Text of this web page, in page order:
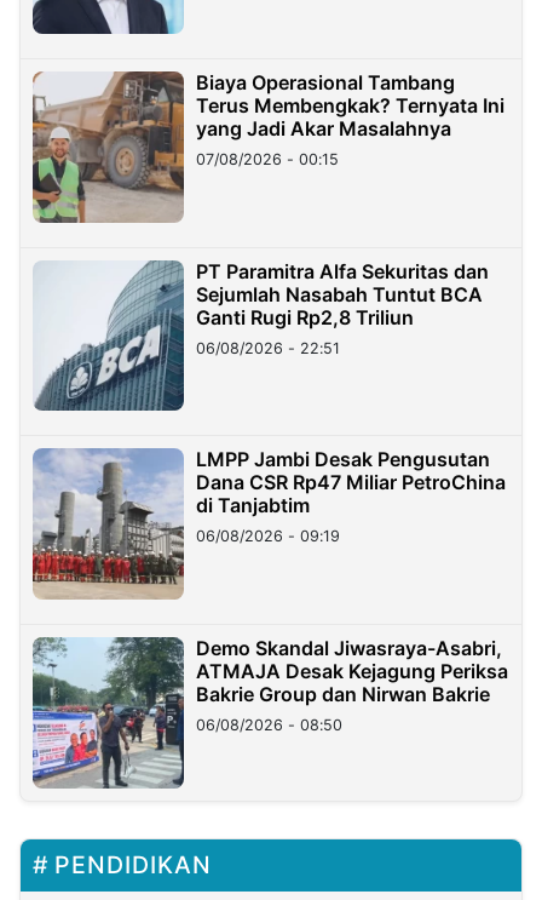
Biaya Operasional Tambang
Terus Membengkak? Ternyata Ini
yang Jadi Akar Masalahnya
07/08/2026 - 00:15
PT Paramitra Alfa Sekuritas dan
Sejumlah Nasabah Tuntut BCA
Ganti Rugi Rp2,8 Triliun
06/08/2026 - 22:51
LMPP Jambi Desak Pengusutan
Dana CSR Rp47 Miliar PetroChina
di Tanjabtim
06/08/2026 - 09:19
Demo Skandal Jiwasraya-Asabri,
ATMAJA Desak Kejagung Periksa
Bakrie Group dan Nirwan Bakrie
06/08/2026 - 08:50
PENDIDIKAN